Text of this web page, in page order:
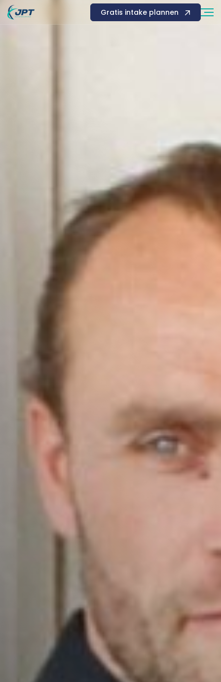
Gratis intake plannen